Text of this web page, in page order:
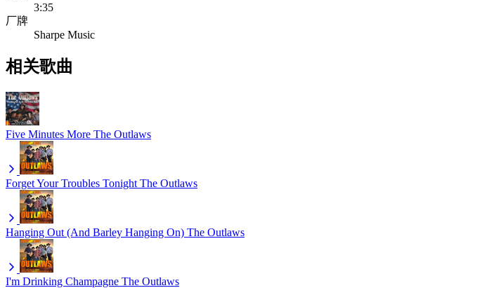
3:35
厂牌
Sharpe Music
相关歌曲
Five Minutes More The Outlaws
Forget Your Troubles Tonight The Outlaws
Hanging Out (And Barley Hanging On) The Outlaws
I'm Drinking Champagne The Outlaws